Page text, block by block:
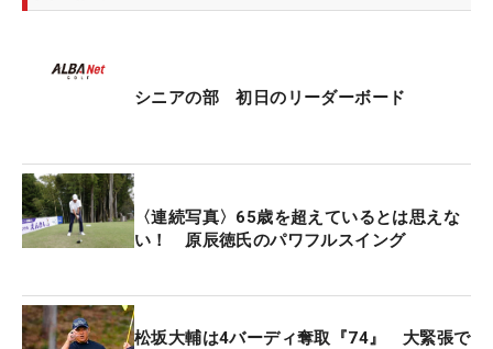
シニアの部 初日のリーダーボード
〈連続写真〉65歳を超えているとは思えな
い！ 原辰徳氏のパワフルスイング
松坂大輔は4バーディ奪取『74』 大緊張で